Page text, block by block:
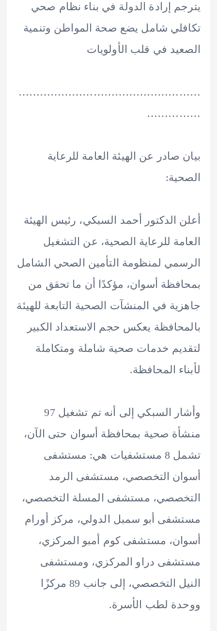
إرادة الدولة في بناء نظام صحي
شامل يضع صحة المواطن وتنمية
في قلب الأولويات
صادر عن الهيئة العامة للرعاية
الدكتور أحمد السبكي، رئيس الهيئة
للرعاية الصحية، عن التشغيل
لمنظومة التأمين الصحي الشامل
أسوان، مؤكدًا أن ما تحقق من
في المنشآت الصحية التابعة للهيئة
يعكس حجم الاستعداد الكبير
خدمات صحية شاملة ومتكاملة
المحافظة.
وأشار السبكي إلى أنه تم تشغيل 97
صحية بمحافظة أسوان حتى الآن،
تشمل 8 مستشفيات هي: مستشفى
التخصصي، مستشفى الرمد
مستشفى المسلة التخصصي،
أبو سمبل الدولي، مركز أورام
مستشفى كوم أمبو المركزي،
دراو المركزي، ومستشفى
النيل التخصصي، إلى جانب 89 مركزًا
لطب الأسرة.